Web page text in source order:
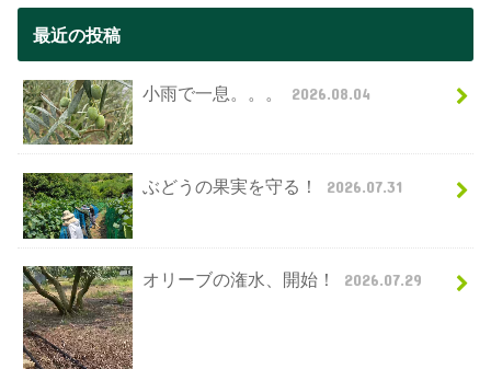
最近の投稿
小雨で一息。。。 2026.08.04
ぶどうの果実を守る！ 2026.07.31
オリーブの潅水、開始！ 2026.07.29